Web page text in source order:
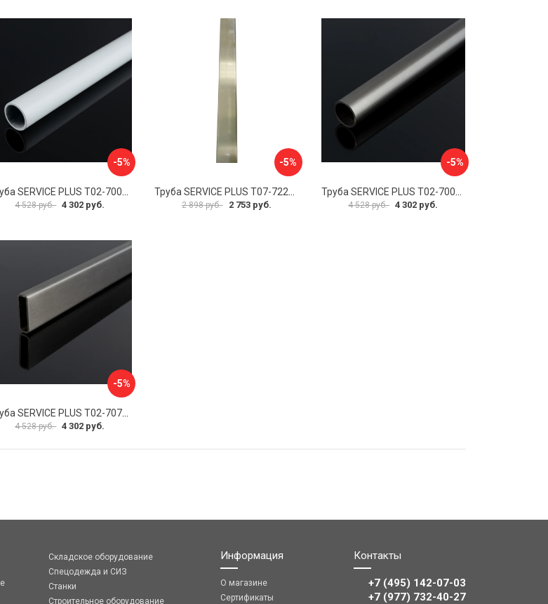
-5%
Труба SERVICE PLUS Т02-700WM-GRIT10K/sus304
4 528 руб. 4 302 руб.
-5%
Труба SERVICE PLUS Т07-722BR/sus304
2 898 руб. 2 753 руб.
-5%
Труба SERVICE PLUS Т02-700GRF-GRIT10K/sus304
4 528 руб. 4 302 руб.
-5%
Труба SERVICE PLUS Т02-707GRF-GRIT10K/sus304
4 528 руб. 4 302 руб.
Складское оборудование
Спецодежда и СИЗ
Станки
Строительное оборудование
Информация
О магазине
Сертификаты
Контакты
+7 (495) 142-07-03
‎‎+7 (977) 732-40-27